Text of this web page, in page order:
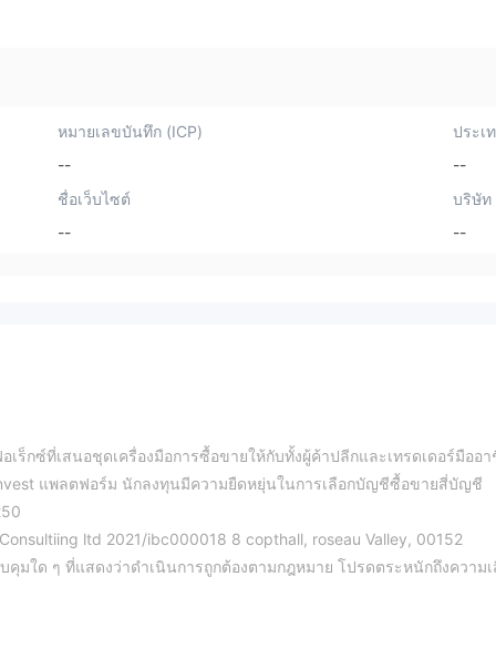
หมายเลขบันทึก (ICP)
--
ประเ
--
ชื่อเว็บไซต์
--
บริษัท
--
ร็กซ์ที่เสนอชุดเครื่องมือการซื้อขายให้กับทั้งผู้ค้าปลีกและเทรดเดอร์มืออ
แพลตฟอร์ม นักลงทุนมีความยืดหยุ่นในการเลือกบัญชีซื้อขายสี่บัญชี
ltd 2021/ibc000018 8 copthall, roseau Valley, 00152
มใด ๆ ที่แสดงว่าดำเนินการถูกต้องตามกฎหมาย โปรดตระหนักถึงความเ